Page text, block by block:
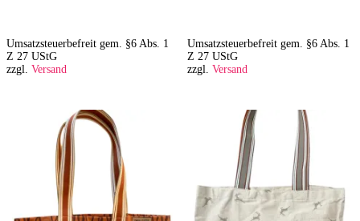
Umsatzsteuerbefreit gem. §6 Abs. 1
Z 27 UStG
zzgl. Versand
Umsatzsteuerbefreit gem. §6 Abs. 1
Z 27 UStG
zzgl. Versand